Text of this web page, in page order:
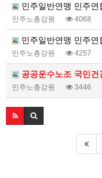
민주일반연맹 민주
민주노총강원 4068
민주일반연맹 민주
민주노총강원 4257
공공운수노조 국민건
민주노총강원 3446